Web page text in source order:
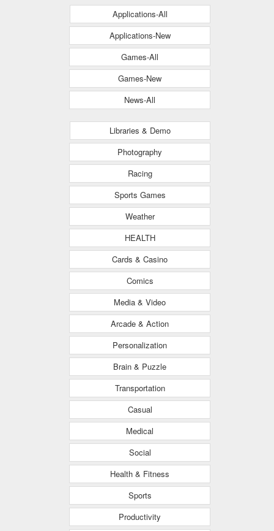
Applications-All
Applications-New
Games-All
Games-New
News-All
Libraries & Demo
Photography
Racing
Sports Games
Weather
HEALTH
Cards & Casino
Comics
Media & Video
Arcade & Action
Personalization
Brain & Puzzle
Transportation
Casual
Medical
Social
Health & Fitness
Sports
Productivity